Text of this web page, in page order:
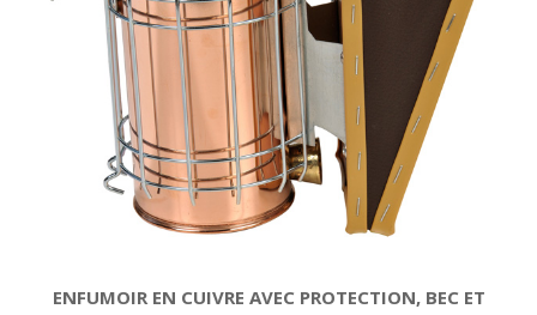
ENFUMOIR EN CUIVRE AVEC PROTECTION, BEC ET